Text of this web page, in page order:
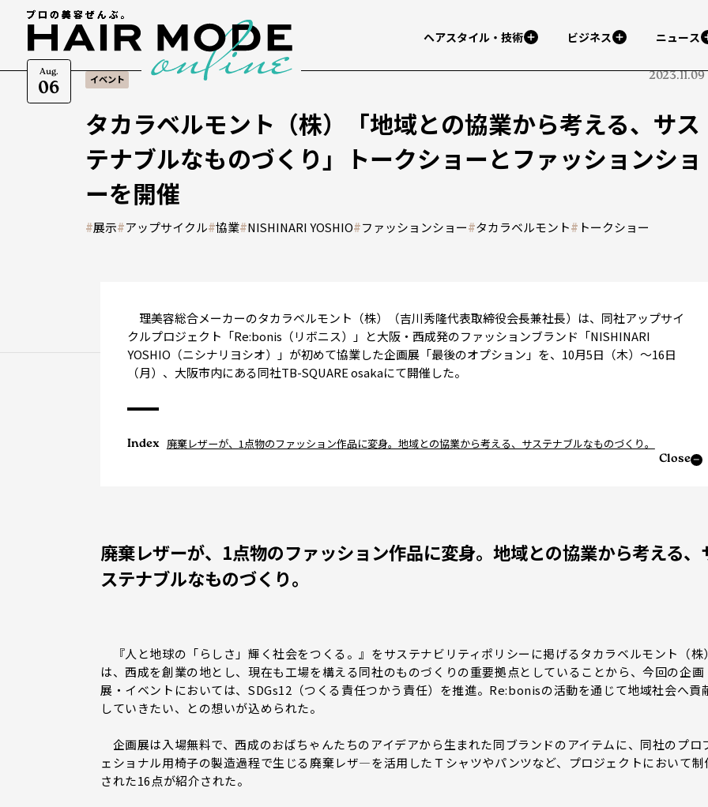
Aug.
06
ヘアスタイル・技術 ビジネス ニュース
イベント 2023.11.09
タカラベルモント（株）「地域との協業から考える、サス
テナブルなものづくり」トークショーとファッションショ
ーを開催
#展示#アップサイクル#協業#NISHINARI YOSHIO#ファッションショー#タカラベルモント# トークショー
理美容総合メーカーのタカラベルモント（株）（吉川秀隆代表取締役会長兼社長）は、同社アップサイ
クルプロジェクト「Re:bonis（リボニス）」と大阪・西成発のファッションブランド「NISHINARI
YOSHIO（ニシナリヨシオ）」が初めて協業した企画展「最後のオプション」を、10月5日（木）～16日
（月）、大阪市内にある同社TB-SQUARE osakaにて開催した。
Index
Close
廃棄レザーが、1点物のファッション作品に変身。地域との協業から考える、サステナブルなものづくり。
廃棄レザーが、1点物のファッション作品に変身。地域との協業から考える、
ステナブルなものづくり。
『人と地球の「らしさ」輝く社会をつくる。』をサステナビリティポリシーに掲げるタカラベルモント（株
は、西成を創業の地とし、現在も工場を構える同社のものづくりの重要拠点としていることから、今回の企画
展・イベントにおいては、SDGs12（つくる責任つかう責任）を推進。Re:bonisの活動を通じて地域社会へ貢
していきたい、との想いが込められた。
企画展は入場無料で、西成のおばちゃんたちのアイデアから生まれた同ブランドのアイテムに、同社のプロ
ェショナル用椅子の製造過程で生じる廃棄レザ―を活用したＴシャツやパンツなど、プロジェクトにおいて制
された16点が紹介された。